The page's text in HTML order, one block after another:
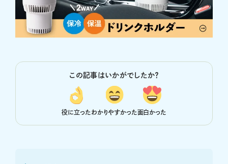
この記事はいかがでしたか？
役に立ったわかりやすかった面白かった